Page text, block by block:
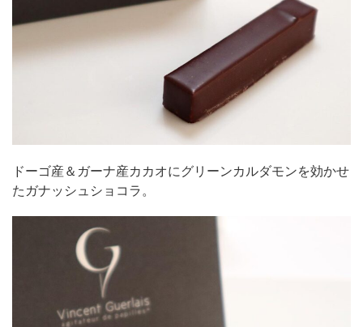
ドーゴ産＆ガーナ産カカオにグリーンカルダモンを効かせ
たガナッシュショコラ。